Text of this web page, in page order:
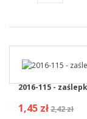
2016-115 -
1,45 zł2,42 zł